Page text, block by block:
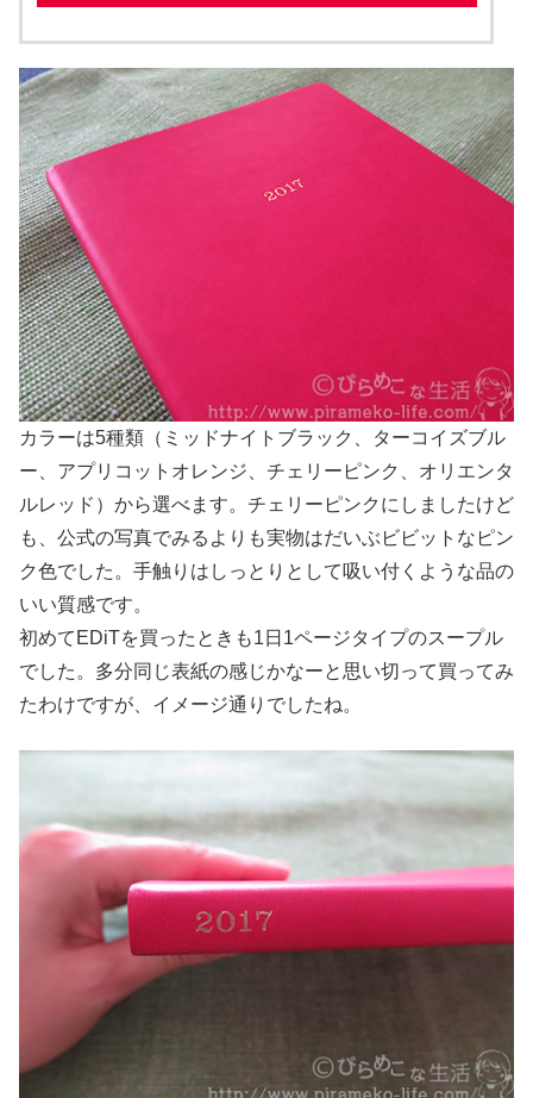
カラーは5種類（ミッドナイトブラック、ターコイズブル
ー、アプリコットオレンジ、チェリーピンク、オリエンタ
ルレッド）から選べます。チェリーピンクにしましたけど
も、公式の写真でみるよりも実物はだいぶビビットなピン
ク色でした。手触りはしっとりとして吸い付くような品の
いい質感です。
初めてEDiTを買ったときも1日1ページタイプのスープル
でした。多分同じ表紙の感じかなーと思い切って買ってみ
たわけですが、イメージ通りでしたね。